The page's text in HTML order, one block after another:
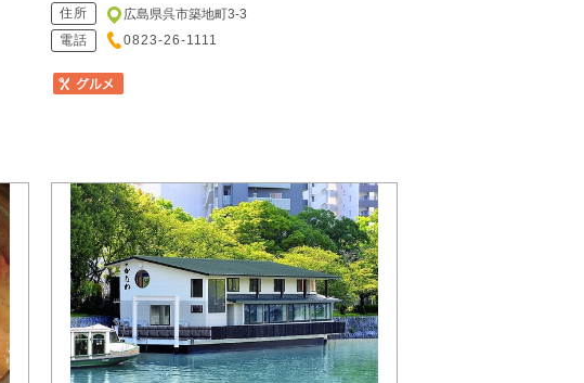
住所
広島県呉市築地町3-3
電話
0823-26-1111